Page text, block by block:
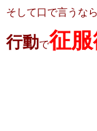
そして口で言うな
行動で征